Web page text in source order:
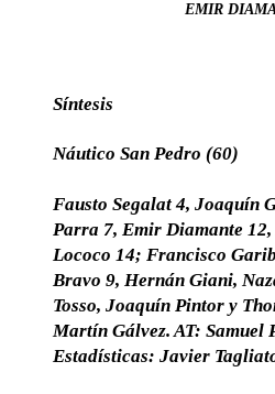
EMIR
Síntesis
Náutico San Pedro (60)
Fausto Segalat 4, Joaquín
Parra 7, Emir Diamante
Lococo 14; Francisco
Bravo 9, Hernán Giani,
Tosso, Joaquín Pintor y
Martín Gálvez. AT: Samuel
Estadísticas: Javier